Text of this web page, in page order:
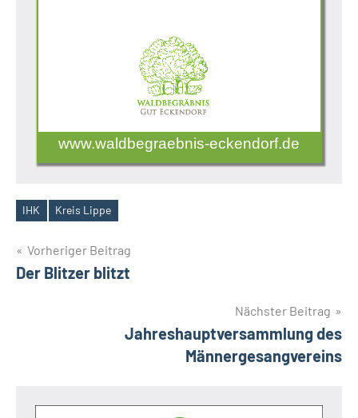
www.waldbegraebnis-eckendorf.de
Schlagwörter
IHK Kreis Lippe
Beitragsnavigation
Vorheriger Beitrag
Der Blitzer blitzt
Nächster Beitrag
Jahreshauptversammlung des
Männergesangvereins